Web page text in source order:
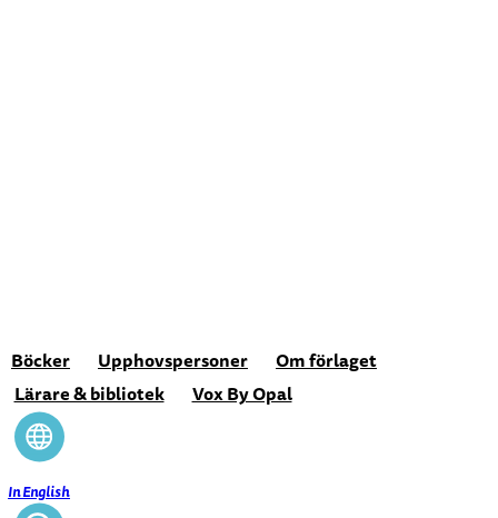
Böcker Upphovspersoner
Om förlaget
Lärare & bibliotek
Vox By Opal
In English